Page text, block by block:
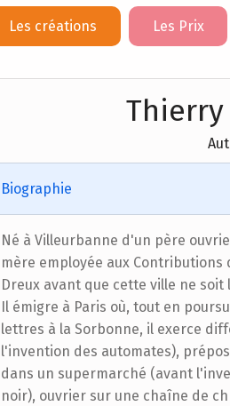
Les créations Les Prix
Thierry
Biographie
Né à Villeurbanne d'un père
mère employée aux Contributions
Dreux avant que cette ville ne
Il émigre à Paris où, tout en
lettres à la Sorbonne, il exerce
l'invention des automates),
dans un supermarché (avant
noir), ouvrier sur une chaîne de